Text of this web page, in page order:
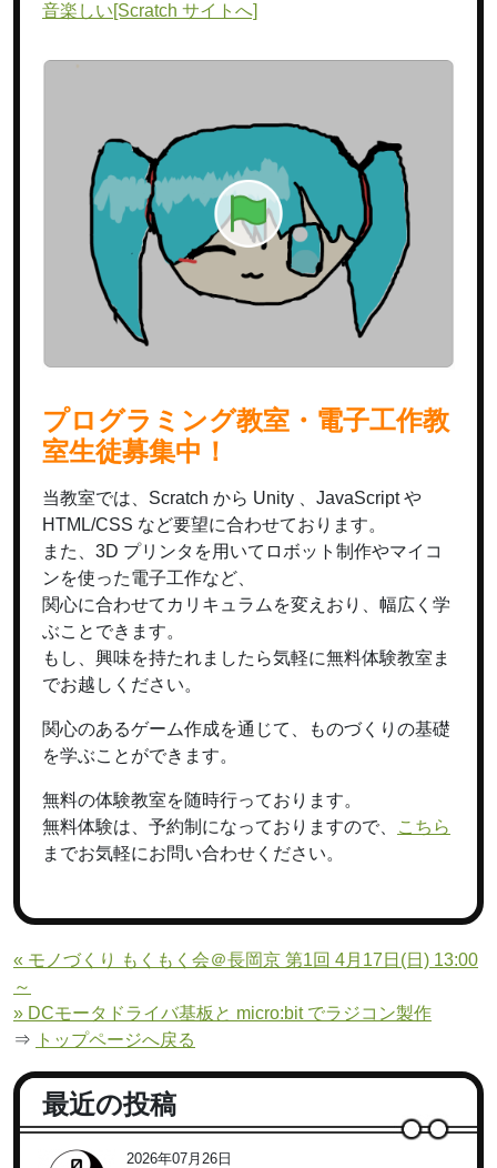
音楽しい[Scratch サイトへ]
プログラミング教室・電子工作教
室生徒募集中！
当教室では、Scratch から Unity 、JavaScript や
HTML/CSS など要望に合わせております。
また、3D プリンタを用いてロボット制作やマイコ
ンを使った電子工作など、
関心に合わせてカリキュラムを変えおり、幅広く学
ぶことできます。
もし、興味を持たれましたら気軽に無料体験教室ま
でお越しください。
関心のあるゲーム作成を通じて、ものづくりの基礎
を学ぶことができます。
無料の体験教室を随時行っております。
無料体験は、予約制になっておりますので、
こちら
までお気軽にお問い合わせください。
« モノづくり もくもく会＠長岡京 第1回 4月17日(日) 13:00
～
» DCモータドライバ基板と micro:bit でラジコン製作
⇒
トップページへ戻る
最近の投稿
2026年07月26日